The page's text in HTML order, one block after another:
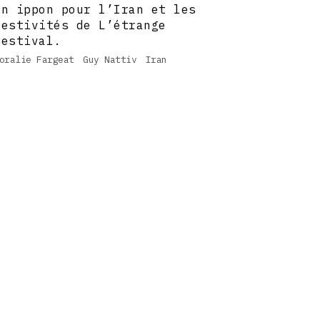
ippon pour l’Iran et les
de L’étrange
Fargeat Guy Nattiv Iran